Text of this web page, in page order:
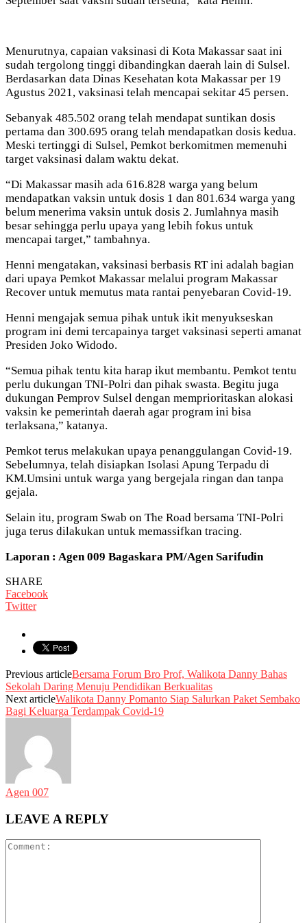
Menurutnya, capaian vaksinasi di Kota Makassar saat ini
sudah tergolong tinggi dibandingkan daerah lain di Sulsel.
Berdasarkan data Dinas Kesehatan kota Makassar per 19
Agustus 2021, vaksinasi telah mencapai sekitar 45 persen.
Sebanyak 485.502 orang telah mendapat suntikan dosis
pertama dan 300.695 orang telah mendapatkan dosis kedua.
Meski tertinggi di Sulsel, Pemkot berkomitmen memenuhi
target vaksinasi dalam waktu dekat.
“Di Makassar masih ada 616.828 warga yang belum
mendapatkan vaksin untuk dosis 1 dan 801.634 warga yang
belum menerima vaksin untuk dosis 2. Jumlahnya masih
besar sehingga perlu upaya yang lebih fokus untuk
mencapai target,” tambahnya.
Henni mengatakan, vaksinasi berbasis RT ini adalah bagian
dari upaya Pemkot Makassar melalui program Makassar
Recover untuk memutus mata rantai penyebaran Covid-19.
Henni mengajak semua pihak untuk ikit menyukseskan
program ini demi tercapainya target vaksinasi seperti amanat
Presiden Joko Widodo.
“Semua pihak tentu kita harap ikut membantu. Pemkot tentu
perlu dukungan TNI-Polri dan pihak swasta. Begitu juga
dukungan Pemprov Sulsel dengan memprioritaskan alokasi
vaksin ke pemerintah daerah agar program ini bisa
terlaksana,” katanya.
Pemkot terus melakukan upaya penanggulangan Covid-19.
Sebelumnya, telah disiapkan Isolasi Apung Terpadu di
KM.Umsini untuk warga yang bergejala ringan dan tanpa
gejala.
Selain itu, program Swab on The Road bersama TNI-Polri
juga terus dilakukan untuk memassifkan tracing.
Laporan : Agen 009 Bagaskara PM/Agen Sarifudin
SHARE
Facebook
Twitter
Previous articleBersama Forum Bro Prof, Walikota Danny Bahas
Sekolah Daring Menuju Pendidikan Berkualitas
Next articleWalikota Danny Pomanto Siap Salurkan Paket Sembako
Bagi Keluarga Terdampak Covid-19
Agen 007
LEAVE A REPLY